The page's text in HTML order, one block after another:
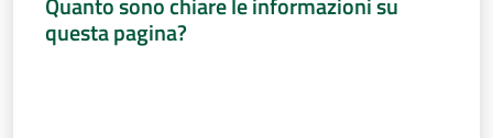
questa pagina?